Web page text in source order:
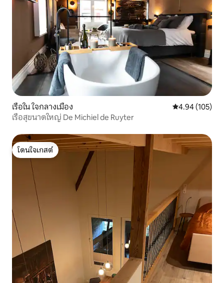
เรือใน ใจกลางเมือง คะแนนเฉลี่ย
4.94 (105)
เรือสุขนาดใหญ่ De Michiel de Ruyter
โดนใจเกสต์
โดนใจเกสต์